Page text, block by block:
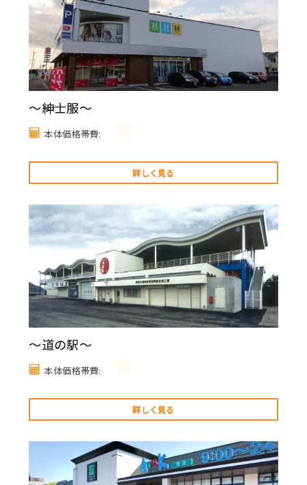
～紳士服～
本体価格帯費:
詳しく見る
～道の駅～
本体価格帯費:
詳しく見る